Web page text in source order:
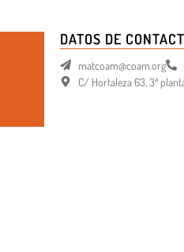
DATOS DE
matcoam@coam.org
C/ Hortaleza 63, 3ª